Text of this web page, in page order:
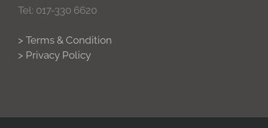
Tel: 017-330 6620
> Terms & Condition
> Privacy Policy